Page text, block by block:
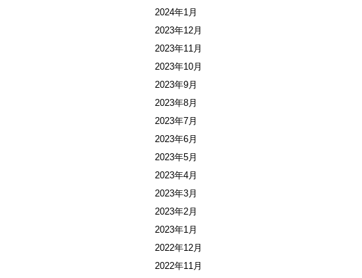
2024年1月
2023年12月
2023年11月
2023年10月
2023年9月
2023年8月
2023年7月
2023年6月
2023年5月
2023年4月
2023年3月
2023年2月
2023年1月
2022年12月
2022年11月